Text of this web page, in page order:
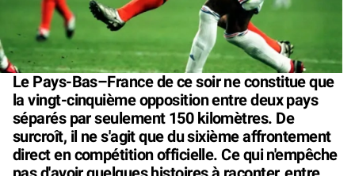
Le Pays-Bas–France de ce soir ne constitue que
la vingt-cinquième opposition entre deux pays
séparés par seulement 150 kilomètres. De
surcroît, il ne s'agit que du sixième affrontement
direct en compétition officielle. Ce qui n'empêche